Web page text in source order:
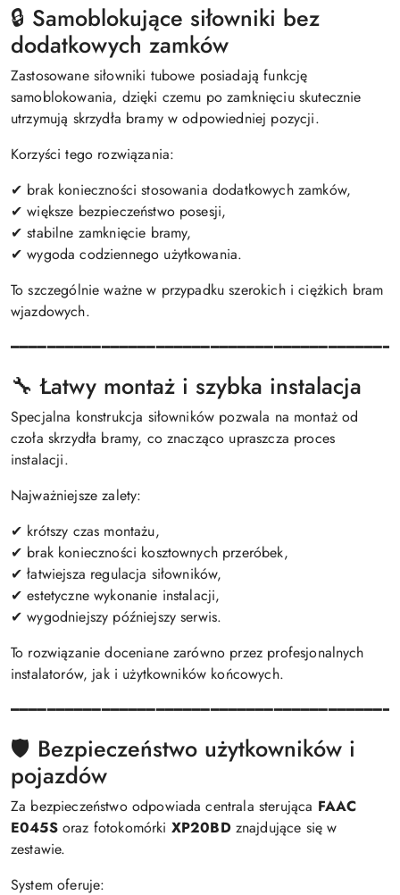
🔒 Samoblokujące siłowniki bez
dodatkowych zamków
Zastosowane siłowniki tubowe posiadają funkcję
samoblokowania, dzięki czemu po zamknięciu skutecznie
utrzymują skrzydła bramy w odpowiedniej pozycji.
Korzyści tego rozwiązania:
✔ brak konieczności stosowania dodatkowych zamków,
✔ większe bezpieczeństwo posesji,
✔ stabilne zamknięcie bramy,
✔ wygoda codziennego użytkowania.
To szczególnie ważne w przypadku szerokich i ciężkich bram
wjazdowych.
🔧 Łatwy montaż i szybka instalacja
Specjalna konstrukcja siłowników pozwala na montaż od
czoła skrzydła bramy, co znacząco upraszcza proces
instalacji.
Najważniejsze zalety:
✔ krótszy czas montażu,
✔ brak konieczności kosztownych przeróbek,
✔ łatwiejsza regulacja siłowników,
✔ estetyczne wykonanie instalacji,
✔ wygodniejszy późniejszy serwis.
To rozwiązanie doceniane zarówno przez profesjonalnych
instalatorów, jak i użytkowników końcowych.
🛡️ Bezpieczeństwo użytkowników i
pojazdów
Za bezpieczeństwo odpowiada centrala sterująca FAAC
E045Soraz fotokomórki XP20BDznajdujące się w
zestawie.
System oferuje: